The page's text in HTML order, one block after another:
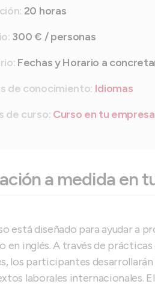
20 horas
300 € / personas
Fechas y Horario a
de conocimiento: Idiomas
de curso: Curso en tu
a medida en
está diseñado para ayudar a
en inglés. A través de
los participantes
laborales internacionales.